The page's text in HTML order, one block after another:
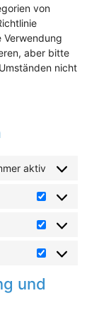
von
Verwendung
aber bitte
nicht
aktiv
Statistiken
Marketing
und